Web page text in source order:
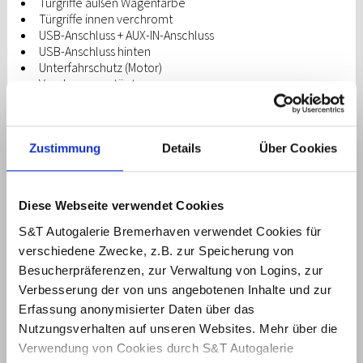
Zustimmung Details Über Cookies
Diese Webseite verwendet Cookies
S&T Autogalerie Bremerhaven verwendet Cookies für
verschiedene Zwecke, z.B. zur Speicherung von
Besucherpräferenzen, zur Verwaltung von Logins, zur
Verbesserung der von uns angebotenen Inhalte und zur
Erfassung anonymisierter Daten über das
Nutzungsverhalten auf unseren Websites. Mehr über die
Verwendung von Cookies durch S&T Autogalerie
Türgriffe innen verchromt
USB-Anschluss + AUX-IN-Anschluss
USB-Anschluss hinten
Unterfahrschutz (Motor)
Verglasung getönt
Warnanlage für Sicherheitsgurte Fahrer-/Beifahre
Zentralverriegelung mit Fernbedienung
Zwischenverkauf und Irrtümer für dieses Angebot sind
dar. Ausschlaggebend sind einzig und allein die
Vereinbarungen in der Auftragsbestätigung oder im
Kaufvertrag. Den genauen Ausstattungsumfang erhalten Sie
von unserem Verkaufspersonal. Bitte kontaktieren Sie uns.